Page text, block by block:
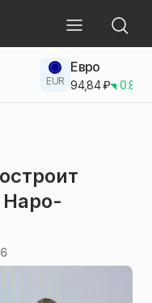
EUR
Евро
94,84₽ 0.83